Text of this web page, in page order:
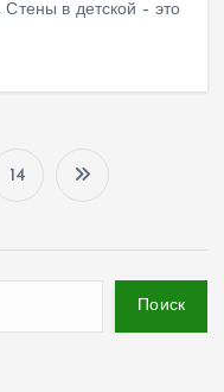
в детской – это
14
Поиск